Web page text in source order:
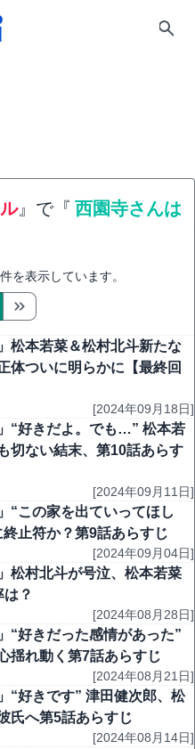
』で『 西園寺さんは
件を表示しています。
松本若菜＆松村北斗新たな
体ついに明らかに【最終回
[2024年09月18日]
“好きだよ。でも…” 松本若
切ない結末、第10話あらす
[2024年09月11日]
“この家を出ていってほし
止符か？第9話あらすじ
[2024年09月04日]
松村北斗が号泣、松本若菜
？
[2024年08月28日]
“好きだった感情があった”
揺れ動く第7話あらすじ
[2024年08月21日]
“好きです” 津田健次郎、松
氏へ第5話あらすじ
[2024年08月14日]